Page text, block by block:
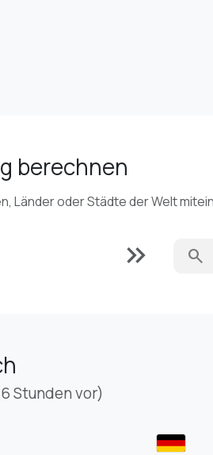
berechnen
Länder oder Städte der Welt
keyboard_double_arrow_right search
Stunden vor)